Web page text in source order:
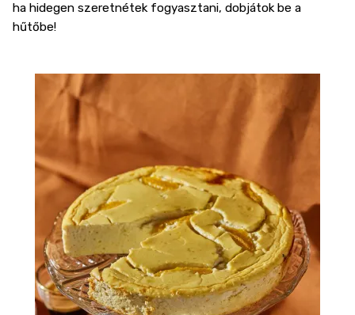
ha hidegen szeretnétek fogyasztani, dobjátok be a
hűtőbe!